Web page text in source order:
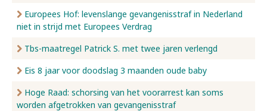
Europees Hof: levenslange gevangenisstraf in Nederland
niet in strijd met Europees Verdrag
Tbs-maatregel Patrick S. met twee jaren verlengd
Eis 8 jaar voor doodslag 3 maanden oude baby
Hoge Raad: schorsing van het voorarrest kan soms
worden afgetrokken van gevangenisstraf